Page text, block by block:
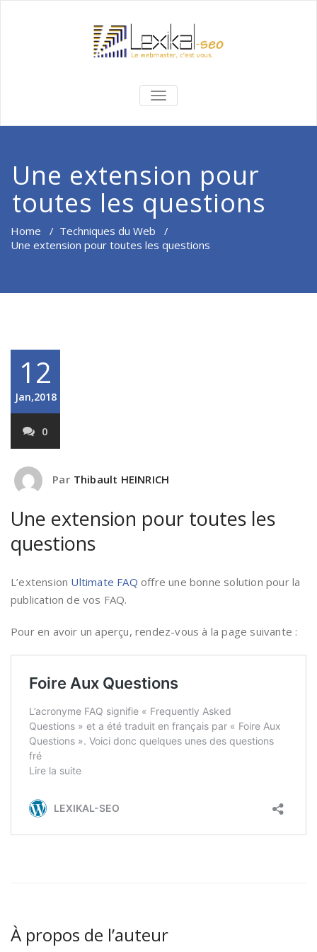
BASCULER
LA
Une extension pour
toutes les questions
Home / Techniques du Web /
Une extension pour toutes les questions
12
Jan,2018
0
Par Thibault HEINRICH
Une extension pour toutes les
questions
L’extension Ultimate FAQ offre une bonne solution pour la
publication de vos FAQ.
Pour en avoir un aperçu, rendez-vous à la page suivante :
À propos de l’auteur